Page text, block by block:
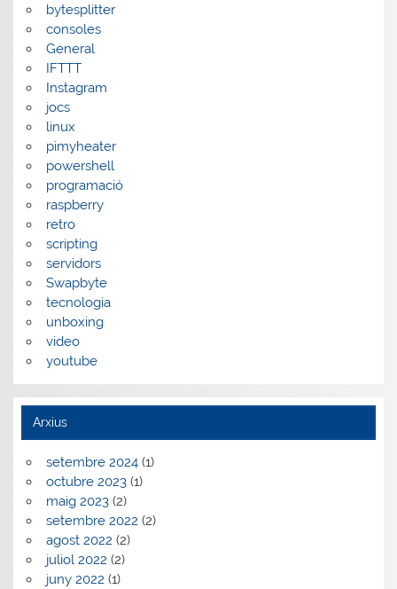
bytesplitter
consoles
General
IFTTT
Instagram
jocs
linux
pimyheater
powershell
programació
raspberry
retro
scripting
servidors
Swapbyte
tecnologia
unboxing
video
youtube
Arxius
setembre 2024(1)
octubre 2023(1)
maig 2023(2)
setembre 2022 (2)
agost 2022 (2)
juliol 2022 (2)
juny 2022 (1)